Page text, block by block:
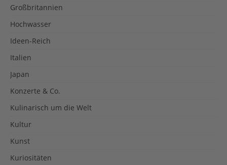
Großbritannien
Hochwasser
Ideen-Reich
Italien
Japan
Konzerte & Co.
Kulinarisch um die Welt
Kultur
Kunst
Kuriositäten